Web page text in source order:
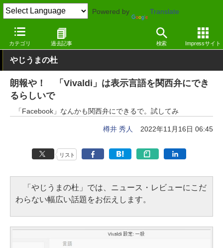
Powered by Translate
カテゴリ 過去記事 検索 Impressサイト
窓の杜 インターネット Windows
やじうまの杜
朗報や！ 「Vivaldi」は表示言語を関西弁にでき
るらしいで
「Facebook」なんかも関西弁にできるで。試してみ
樽井 秀人 2022年11月16日 06:45
リスト
「やじうまの杜」では、ニュース・レビューにこだ
わらない幅広い話題をお伝えします。